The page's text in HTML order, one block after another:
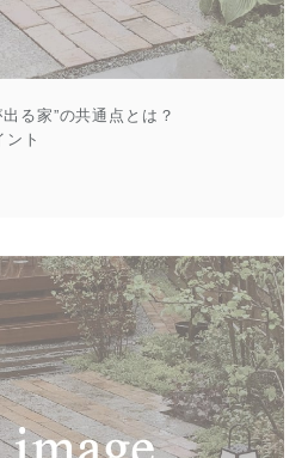
る家”の共通点とは？
ト